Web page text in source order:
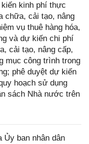
kinh phí thực
chữa, cải tạo, nâng
vụ thuê hàng hóa,
và dự kiến chi phí
cải tạo, nâng cấp,
mục công trình trong
phê duyệt dự kiến
hoạch sử dụng
sách Nhà nước trên
Ủy ban nhân dân